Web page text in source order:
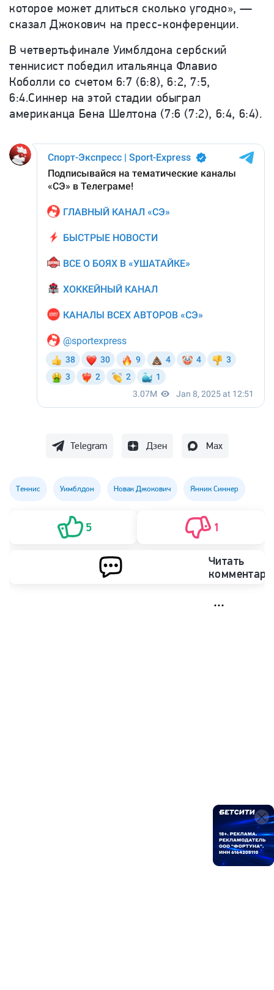
которое может длиться сколько угодно», —
сказал Джокович на пресс-конференции.
В четвертьфинале Уимблдона сербский
теннисист победил итальянца Флавио
Коболли со счетом 6:7 (6:8), 6:2, 7:5,
6:4.Синнер на этой стадии обыграл
американца Бена Шелтона (7:6 (7:2), 6:4, 6:4).
Telegram Дзен Max
Теннис Уимблдон Новак Джокович Янник Синнер
5 1
Читать